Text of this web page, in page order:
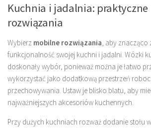
Kuchnia i jadalnia:
rozwiązania
Wybierz mobilne rozwiązania, aby znacząco
funkcjonalność swojej kuchni i jadalni. Wózki
doskonały wybór, ponieważ można je łatwo
wykorzystać jako dodatkową przestrzeń
przechowywania. Ustaw je blisko blatu, aby
najważniejszych akcesoriów kuchennych.
Przy dużych kuchniach rozważ dodanie stołu